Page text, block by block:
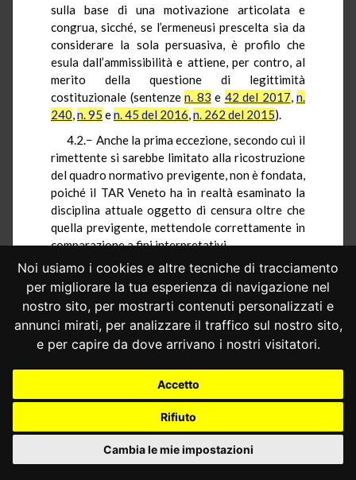
Noi usiamo i cookies e altre tecniche di tracciamento
per migliorare la tua esperienza di navigazione nel
nostro sito, per mostrarti contenuti personalizzati e
annunci mirati, per analizzare il traffico sul nostro sito,
e per capire da dove arrivano i nostri visitatori.
Accetto
Rifiuto
Cambia le mie impostazioni
sulla base di una motivazione articolata e
congrua, sicché, se l’ermeneusi prescelta sia da
considerare la sola persuasiva, è profilo che
esula dall’ammissibilità e attiene, per contro, al
merito della questione di legittimità
costituzionale (sentenze n. 83 e 42 del 2017, n.
240,n. 95 en. 45 del 2016,n. 262 del 2015).
4.2.− Anche la prima eccezione, secondo cui il
rimettente si sarebbe limitato alla ricostruzione
del quadro normativo previgente, non è fondata,
poiché il TAR Veneto ha in realtà esaminato la
disciplina attuale oggetto di censura oltre che
quella previgente, mettendole correttamente in
comparazione a fini interpretativi.
La rilevanza è del resto evidente, perché –
pacifica la nullità delle notificazioni del ricorso
effettuate all’ANAS presso la sede
compartimentale (e non presso la sede legale) e
presso l’Avvocatura dello Stato, nonostante
comporterebbe nel giudizio a quo la
tempestività del ricorso e la necessità di
determinerebbe l’irricevibilità (o
inammissibilità).